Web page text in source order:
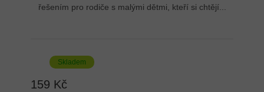
řešením pro rodiče s malými dětmi, kteří si chtějí...
Skladem
159 Kč